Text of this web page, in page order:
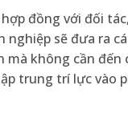
đồng với đối
sẽ đưa ra
không cần
trung trí lực vào